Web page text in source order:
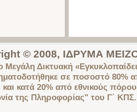
© 2008, ΙΔΡΥΜΑ
Μεγάλη Δικτυακή
σε ποσοστό 80%
κατά 20% από εθνικούς
της Πληροφορίας" του Γ΄ ΚΠΣ.